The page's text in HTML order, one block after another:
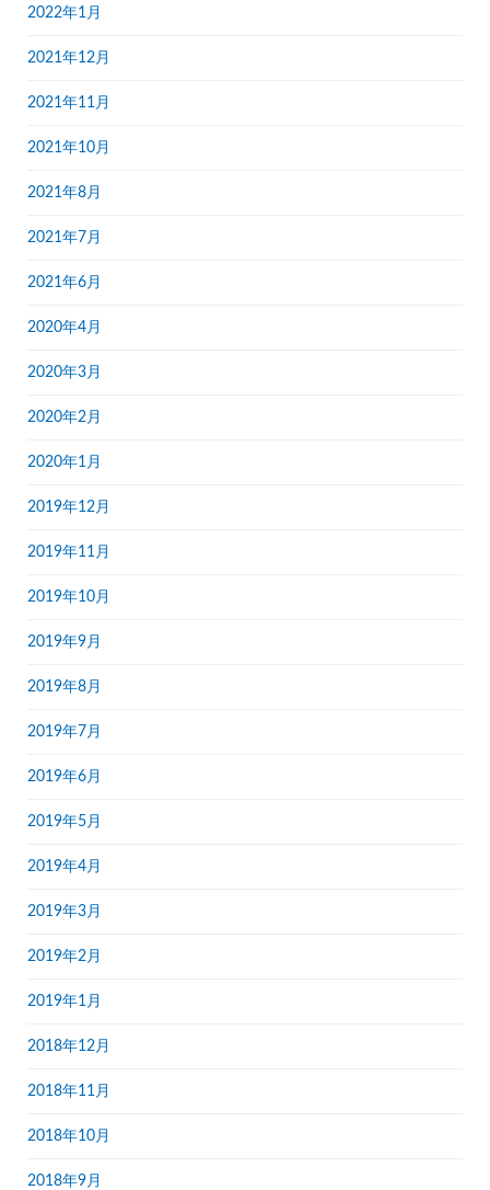
2022年1月
2021年12月
2021年11月
2021年10月
2021年8月
2021年7月
2021年6月
2020年4月
2020年3月
2020年2月
2020年1月
2019年12月
2019年11月
2019年10月
2019年9月
2019年8月
2019年7月
2019年6月
2019年5月
2019年4月
2019年3月
2019年2月
2019年1月
2018年12月
2018年11月
2018年10月
2018年9月